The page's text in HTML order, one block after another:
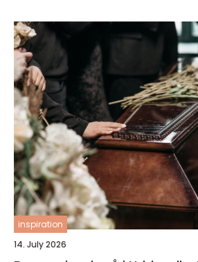
inspiration
14. July 2026